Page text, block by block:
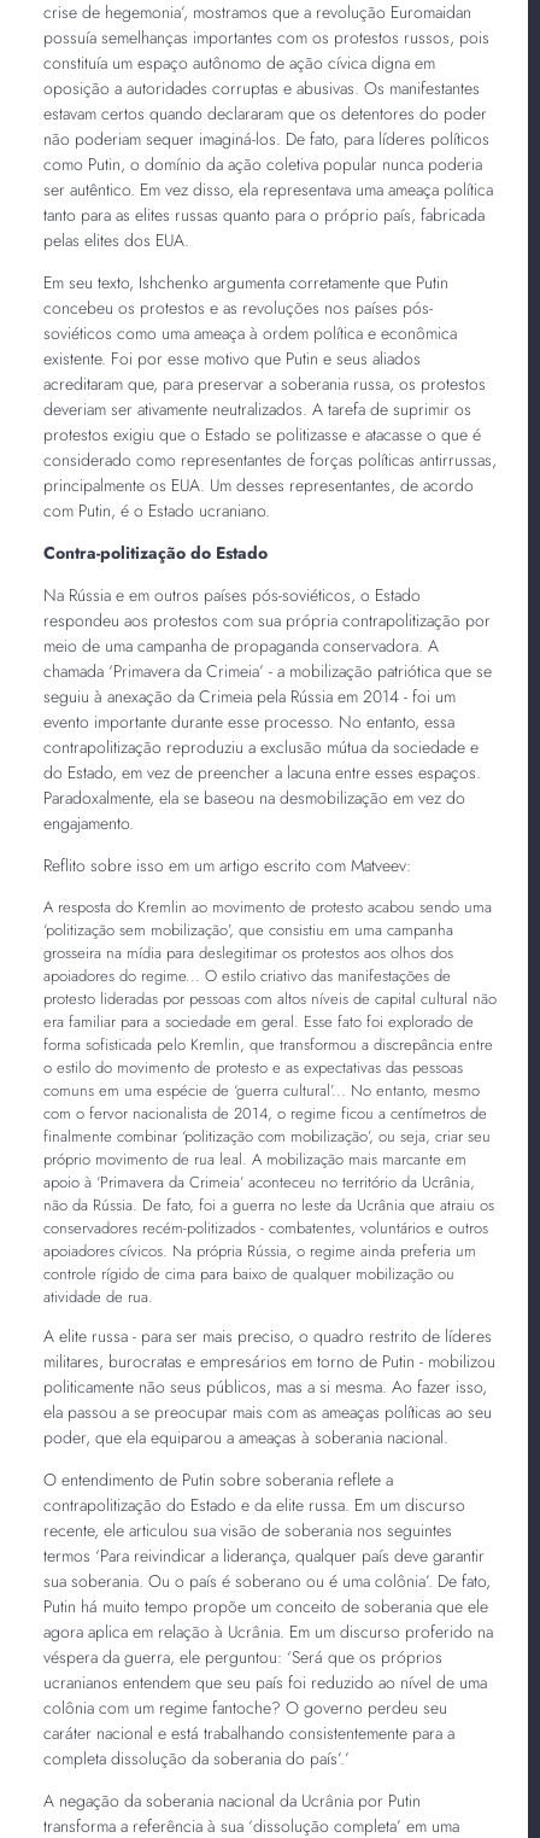
crise de hegemonia’, mostramos que a revolução Euromaidan
possuía semelhanças importantes com os protestos russos, pois
constituía um espaço autônomo de ação cívica digna em
oposição a autoridades corruptas e abusivas. Os manifestantes
estavam certos quando declararam que os detentores do poder
não poderiam sequer imaginá-los. De fato, para líderes políticos
como Putin, o domínio da ação coletiva popular nunca poderia
ser autêntico. Em vez disso, ela representava uma ameaça política
tanto para as elites russas quanto para o próprio país, fabricada
pelas elites dos EUA.
Em seu texto, Ishchenko argumenta corretamente que Putin
concebeu os protestos e as revoluções nos países pós-
soviéticos como uma ameaça à ordem política e econômica
existente. Foi por esse motivo que Putin e seus aliados
acreditaram que, para preservar a soberania russa, os protestos
deveriam ser ativamente neutralizados. A tarefa de suprimir os
protestos exigiu que o Estado se politizasse e atacasse o que é
considerado como representantes de forças políticas antirrussas,
principalmente os EUA. Um desses representantes, de acordo
com Putin, é o Estado ucraniano.
Contra-politização do Estado
Na Rússia e em outros países pós-soviéticos, o Estado
respondeu aos protestos com sua própria contrapolitização por
meio de uma campanha de propaganda conservadora. A
chamada ‘Primavera da Crimeia’ - a mobilização patriótica que se
seguiu à anexação da Crimeia pela Rússia em 2014 - foi um
evento importante durante esse processo. No entanto, essa
contrapolitização reproduziu a exclusão mútua da sociedade e
do Estado, em vez de preencher a lacuna entre esses espaços.
Paradoxalmente, ela se baseou na desmobilização em vez do
engajamento.
Reflito sobre isso em um artigo escrito com Matveev:
A resposta do Kremlin ao movimento de protesto acabou sendo uma
‘politização sem mobilização’, que consistiu em uma campanha
grosseira na mídia para deslegitimar os protestos aos olhos dos
apoiadores do regime... O estilo criativo das manifestações de
protesto lideradas por pessoas com altos níveis de capital cultural não
era familiar para a sociedade em geral. Esse fato foi explorado de
forma sofisticada pelo Kremlin, que transformou a discrepância entre
o estilo do movimento de protesto e as expectativas das pessoas
comuns em uma espécie de ‘guerra cultural’... No entanto, mesmo
com o fervor nacionalista de 2014, o regime ficou a centímetros de
finalmente combinar ‘politização com mobilização’, ou seja, criar seu
próprio movimento de rua leal. A mobilização mais marcante em
apoio à ‘Primavera da Crimeia’ aconteceu no território da Ucrânia,
não da Rússia. De fato, foi a guerra no leste da Ucrânia que atraiu os
conservadores recém-politizados - combatentes, voluntários e outros
apoiadores cívicos. Na própria Rússia, o regime ainda preferia um
controle rígido de cima para baixo de qualquer mobilização ou
atividade de rua.
A elite russa - para ser mais preciso, o quadro restrito de líderes
militares, burocratas e empresários em torno de Putin - mobilizou
politicamente não seus públicos, mas a si mesma. Ao fazer isso,
ela passou a se preocupar mais com as ameaças políticas ao seu
poder, que ela equiparou a ameaças à soberania nacional.
O entendimento de Putin sobre soberania reflete a
contrapolitização do Estado e da elite russa. Em um discurso
recente, ele articulou sua visão de soberania nos seguintes
termos ‘Para reivindicar a liderança, qualquer país deve garantir
sua soberania. Ou o país é soberano ou é uma colônia’. De fato,
Putin há muito tempo propõe um conceito de soberania que ele
agora aplica em relação à Ucrânia. Em um discurso proferido na
véspera da guerra, ele perguntou: ‘Será que os próprios
ucranianos entendem que seu país foi reduzido ao nível de uma
colônia com um regime fantoche? O governo perdeu seu
caráter nacional e está trabalhando consistentemente para a
completa dissolução da soberania do país’.’
A negação da soberania nacional da Ucrânia por Putin
transforma a referência à sua ‘dissolução completa’ em uma